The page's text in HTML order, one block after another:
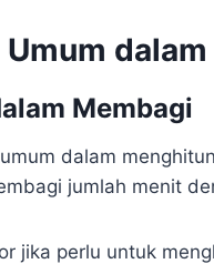
Umum
Membagi
dalam
jumlah menit
jika perlu untuk